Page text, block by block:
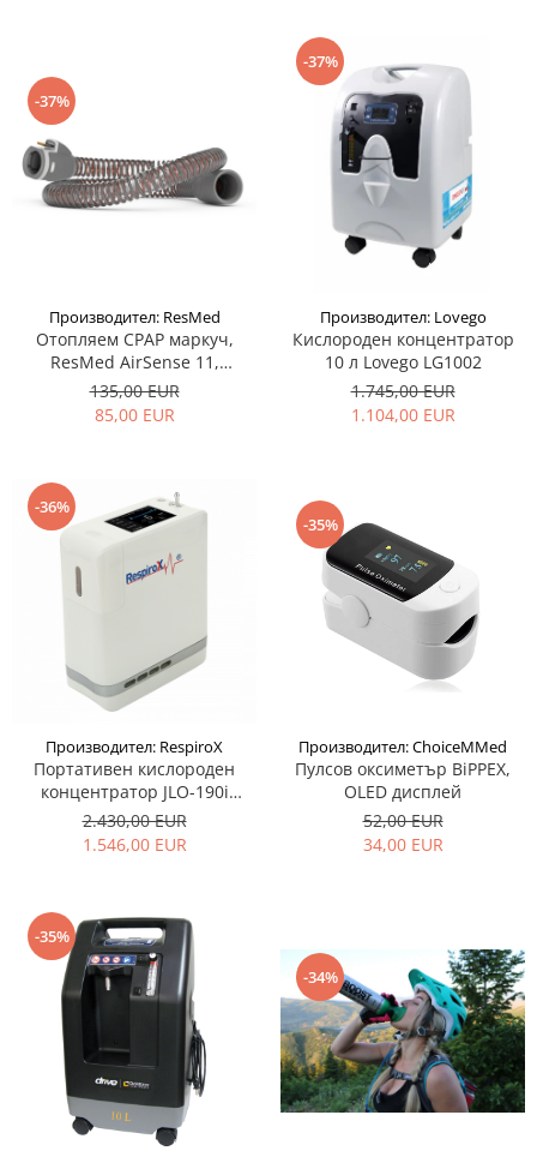
-37%
Производител: ResMed
Отопляем CPAP маркуч,
ResMed AirSense 11,
ClimateLineAir 11
135,00 EUR
85,00 EUR
-37%
Производител: Lovego
Кислороден концентратор
10 л Lovego LG1002
1.745,00 EUR
1.104,00 EUR
-36%
Производител: RespiroX
Портативен кислороден
концентратор JLO-190i
RespiroX
2.430,00 EUR
1.546,00 EUR
-35%
Производител: ChoiceMMed
Пулсов оксиметър BiPPEX,
OLED дисплей
52,00 EUR
34,00 EUR
-35%
-34%